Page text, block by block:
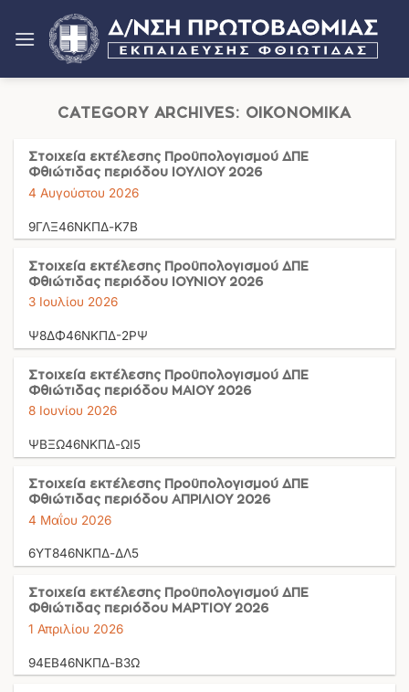
Μετάβαση
στο
περιεχόμενο
CATEGORY ARCHIVES: ΟΙΚΟΝΟΜΙΚΑ
Στοιχεία εκτέλεσης Προϋπολογισμού ΔΠΕ
Φθιώτιδας περιόδου ΙΟΥΛΙΟΥ 2026
4 Αυγούστου 2026
9ΓΛΞ46ΝΚΠΔ-Κ7Β
Στοιχεία εκτέλεσης Προϋπολογισμού ΔΠΕ
Φθιώτιδας περιόδου ΙΟΥΝΙΟΥ 2026
3 Ιουλίου 2026
Ψ8ΔΦ46ΝΚΠΔ-2ΡΨ
Στοιχεία εκτέλεσης Προϋπολογισμού ΔΠΕ
Φθιώτιδας περιόδου ΜΑΙΟΥ 2026
8 Ιουνίου 2026
ΨΒΞΩ46ΝΚΠΔ-ΩΙ5
Στοιχεία εκτέλεσης Προϋπολογισμού ΔΠΕ
Φθιώτιδας περιόδου ΑΠΡΙΛΙΟΥ 2026
4 Μαΐου 2026
6ΥΤ846ΝΚΠΔ-ΔΛ5
Στοιχεία εκτέλεσης Προϋπολογισμού ΔΠΕ
Φθιώτιδας περιόδου ΜΑΡΤΙΟΥ 2026
1 Απριλίου 2026
94ΕΒ46ΝΚΠΔ-Β3Ω